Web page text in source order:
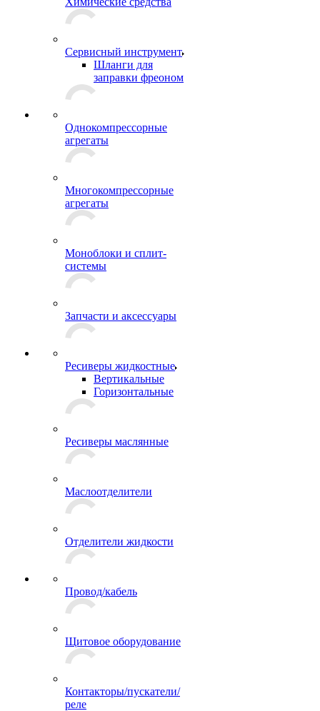
Сервисный инструмент
Шланги для
заправки фреоном
Однокомпрессорные
агрегаты
Многокомпрессорные
агрегаты
Моноблоки и сплит-
системы
Запчасти и аксессуары
Ресиверы жидкостные
Вертикальные
Горизонтальные
Ресиверы маслянные
Маслоотделители
Отделители жидкости
Провод/кабель
Щитовое оборудование
Контакторы/пускатели/
реле